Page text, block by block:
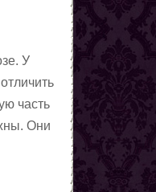
У
часть
Они